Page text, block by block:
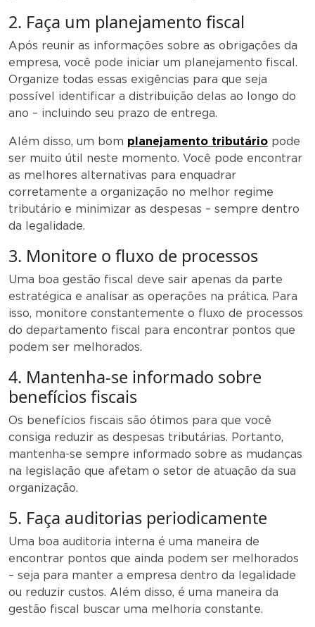
2. Faça um planejamento fiscal
Após reunir as informações sobre as obrigações da
empresa, você pode iniciar um planejamento fiscal.
Organize todas essas exigências para que seja
possível identificar a distribuição delas ao longo do
ano – incluindo seu prazo de entrega.
Além disso, um bom planejamento tributário pode
ser muito útil neste momento. Você pode encontrar
as melhores alternativas para enquadrar
corretamente a organização no melhor regime
tributário e minimizar as despesas – sempre dentro
da legalidade.
3. Monitore o fluxo de processos
Uma boa gestão fiscal deve sair apenas da parte
estratégica e analisar as operações na prática. Para
isso, monitore constantemente o fluxo de processos
do departamento fiscal para encontrar pontos que
podem ser melhorados.
4. Mantenha-se informado sobre
benefícios fiscais
Os benefícios fiscais são ótimos para que você
consiga reduzir as despesas tributárias. Portanto,
mantenha-se sempre informado sobre as mudanças
na legislação que afetam o setor de atuação da sua
organização.
5. Faça auditorias periodicamente
Uma boa auditoria interna é uma maneira de
encontrar pontos que ainda podem ser melhorados
– seja para manter a empresa dentro da legalidade
ou reduzir custos. Além disso, é uma maneira da
gestão fiscal buscar uma melhoria constante.